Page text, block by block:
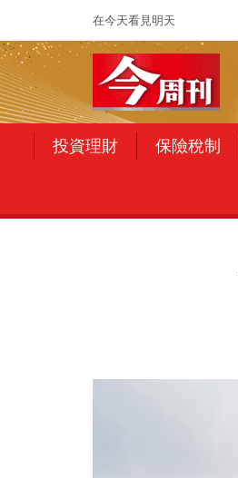
在今天看見明天
投資理財 保險稅制